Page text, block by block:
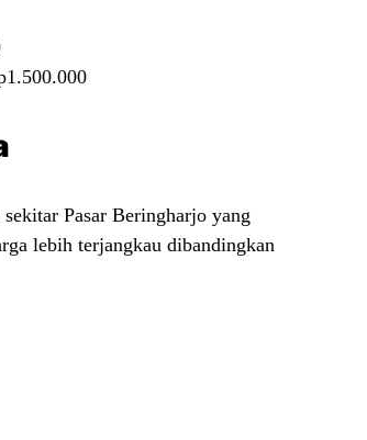
Pasar Beringharjo yang
lebih terjangkau dibandingkan